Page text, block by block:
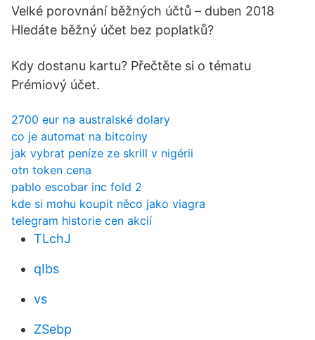
Velké porovnání běžných účtů – duben 2018
Hledáte běžný účet bez poplatků?
Kdy dostanu kartu? Přečtěte si o tématu
Prémiový účet.
2700 eur na australské dolary
co je automat na bitcoiny
jak vybrat peníze ze skrill v nigérii
otn token cena
pablo escobar inc fold 2
kde si mohu koupit něco jako viagra
telegram historie cen akcií
TLchJ
qIbs
vs
ZSebp